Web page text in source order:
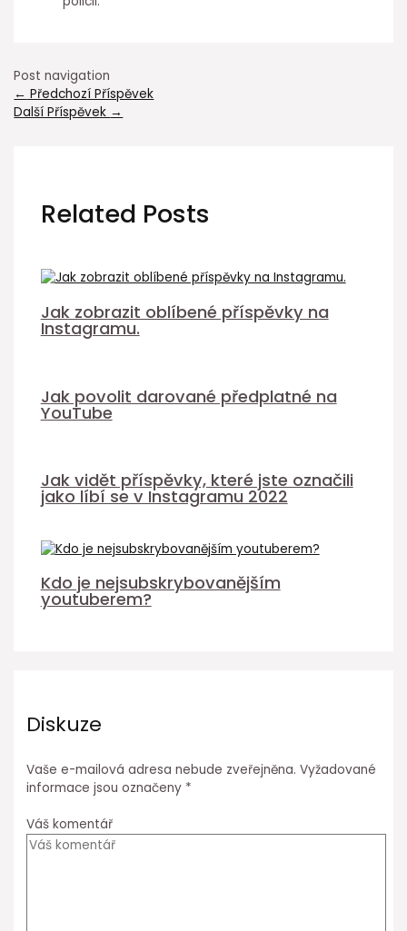
Post navigation
← Předchozí Příspěvek
Další Příspěvek →
Related Posts
Jak zobrazit oblíbené příspěvky na
Instagramu.
Jak povolit darované předplatné na
YouTube
Jak vidět příspěvky, které jste označili
jako líbí se v Instagramu 2022
Kdo je nejsubskrybovanějším
youtuberem?
Diskuze
Vaše e-mailová adresa nebude zveřejněna. Vyžadované
informace jsou označeny *
Váš komentář